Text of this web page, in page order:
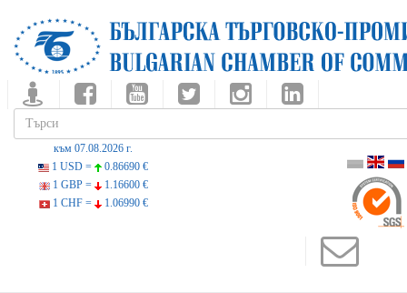
към 07.08.2026 г.
1 USD =
0.86690 €
1 GBP =
1.16600 €
1 CHF =
1.06990 €